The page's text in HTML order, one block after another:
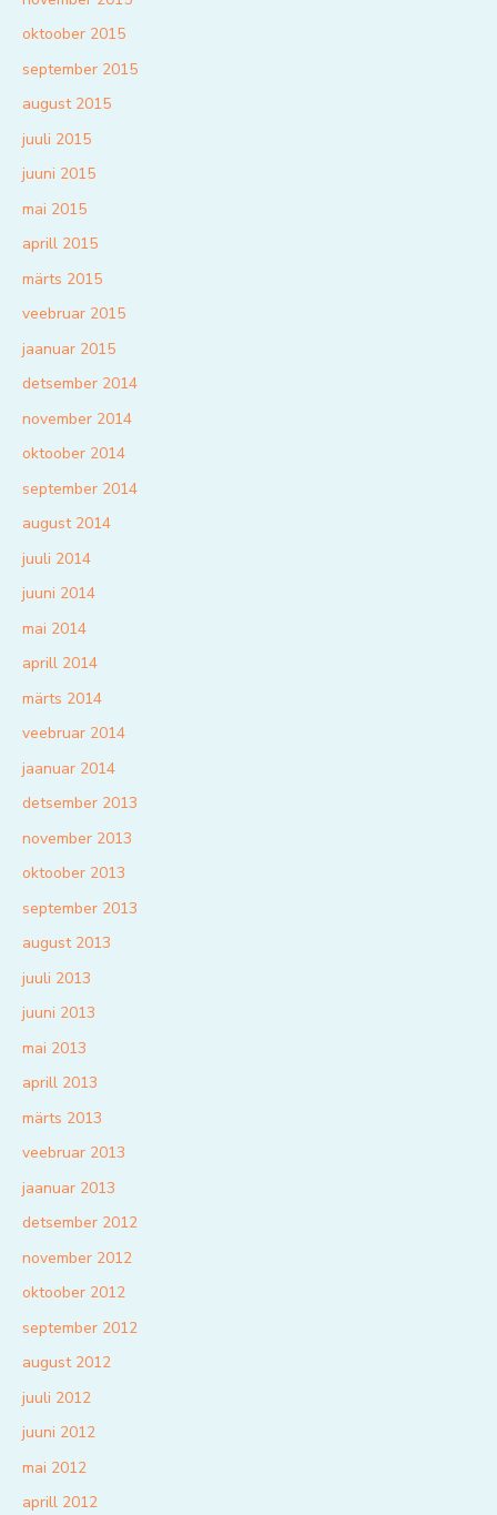
oktoober 2015
september 2015
august 2015
juuli 2015
juuni 2015
mai 2015
aprill 2015
märts 2015
veebruar 2015
jaanuar 2015
detsember 2014
november 2014
oktoober 2014
september 2014
august 2014
juuli 2014
juuni 2014
mai 2014
aprill 2014
märts 2014
veebruar 2014
jaanuar 2014
detsember 2013
november 2013
oktoober 2013
september 2013
august 2013
juuli 2013
juuni 2013
mai 2013
aprill 2013
märts 2013
veebruar 2013
jaanuar 2013
detsember 2012
november 2012
oktoober 2012
september 2012
august 2012
juuli 2012
juuni 2012
mai 2012
aprill 2012